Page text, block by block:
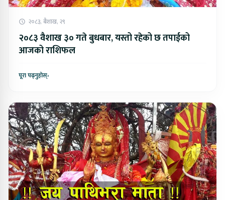
२०८३, बैशाख, २९
२०८३ वैशाख ३० गते बुधबार, यस्तो रहेको छ तपाईको
आजको राशिफल
पूरा पढ्नुहोस्›